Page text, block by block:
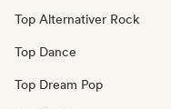
Top Alternativer Rock
Top Dance
Top Dream Pop